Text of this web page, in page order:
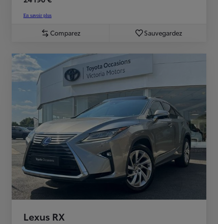
En savoir plus
Comparez Sauvegardez
Lexus RX